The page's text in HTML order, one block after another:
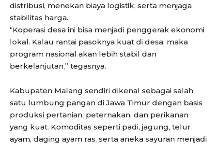
distribusi, menekan biaya logistik, serta menjaga
stabilitas harga.
“Koperasi desa ini bisa menjadi penggerak ekonomi
lokal. Kalau rantai pasoknya kuat di desa, maka
program nasional akan lebih stabil dan
berkelanjutan,” tegasnya.
Kabupaten Malang sendiri dikenal sebagai salah
satu lumbung pangan di Jawa Timur dengan basis
produksi pertanian, peternakan, dan perikanan
yang kuat. Komoditas seperti padi, jagung, telur
ayam, daging ayam ras, serta aneka sayuran menjadi